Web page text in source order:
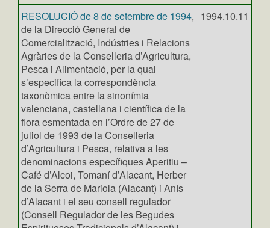
RESOLUCIÓ de 8 de setembre de 1994,
de la Direcció General de
Comercialització, Indústries i Relacions
Agràries de la Conselleria d’Agricultura,
Pesca i Alimentació, per la qual
s’especifica la correspondència
taxonòmica entre la sinonímia
valenciana, castellana i científica de la
flora esmentada en l’Ordre de 27 de
juliol de 1993 de la Conselleria
d’Agricultura i Pesca, relativa a les
denominacions específiques Aperitiu –
Café d’Alcoi, Tomaní d’Alacant, Herber
de la Serra de Mariola (Alacant) i Anís
d’Alacant i el seu consell regulador
(Consell Regulador de les Begudes
1994.10.11